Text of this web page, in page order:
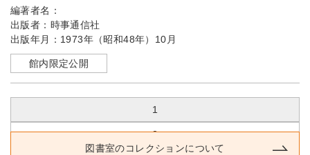
編著者名：
出版者： 時事通信社
出版年月： 1973年（昭和48年）10月
館内限定公開
1 / 2
1
2
図書室のコレクションについて